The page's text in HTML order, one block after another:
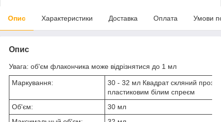
Опис Характеристики Доставка Оплата Умови
Опис
Увага: об'єм флакончика може відрізнятися до 1 мл
Маркування:
30 - 32 мл Квадрат скляний
пластиковим білим спреєм
Об'єм:
30 мл